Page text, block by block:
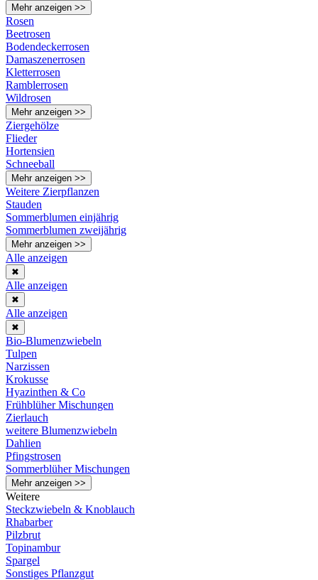
Mehr anzeigen >>
Rosen
Beetrosen
Bodendeckerrosen
Damaszenerrosen
Kletterrosen
Ramblerrosen
Wildrosen
Mehr anzeigen >>
Ziergehölze
Flieder
Hortensien
Schneeball
Mehr anzeigen >>
Weitere Zierpflanzen
Stauden
Sommerblumen einjährig
Sommerblumen zweijährig
Mehr anzeigen >>
Alle anzeigen
✖
Alle anzeigen
✖
Alle anzeigen
✖
Bio-Blumenzwiebeln
Tulpen
Narzissen
Krokusse
Hyazinthen & Co
Frühblüher Mischungen
Zierlauch
weitere Blumenzwiebeln
Dahlien
Pfingstrosen
Sommerblüher Mischungen
Mehr anzeigen >>
Weitere
Steckzwiebeln & Knoblauch
Rhabarber
Pilzbrut
Topinambur
Spargel
Sonstiges Pflanzgut